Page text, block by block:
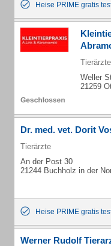
Heise PRIME gratis
Tierärzte
Weller
21259
Dr. med. vet. Dorit
Tierärzte
An der Post 30
21244 Buchholz in der
Heise PRIME gratis
Werner Rudolf